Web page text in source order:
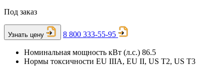
Под заказ
Узнать цену 8 800 333-55-95
Номинальная мощность кВт (л.с.) 86.5
Нормы токсичности EU IIIA, EU II, US T2, US T3